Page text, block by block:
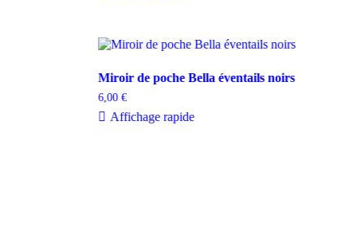
Miroir de poche Bella éventails noirs
6,00€
Affichage rapide